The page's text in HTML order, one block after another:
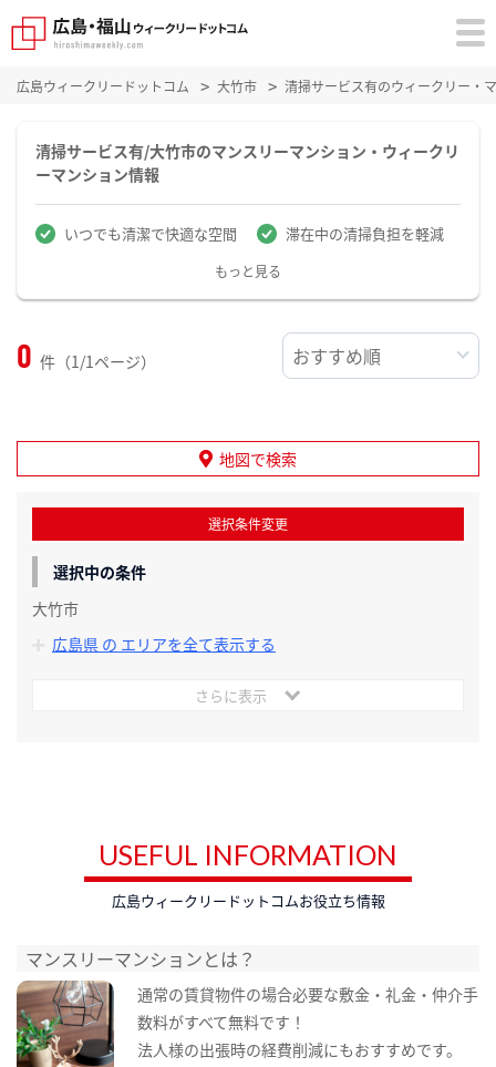
広島ウィークリードットコム 大竹市 清掃サービス有のウィークリー・
清掃サービス有/大竹市のマンスリーマンション・ウィークリ
ーマンション情報
いつでも清潔で快適な空間 滞在中の清掃負担を軽減
もっと見る
0 件（1/1ページ）
地図で検索
選択条件変更
選択中の条件
大竹市
広島県 の エリアを全て表示する
さらに表示
USEFUL INFORMATION
広島ウィークリードットコムお役立ち情報
マンスリーマンションとは？
通常の賃貸物件の場合必要な敷金・礼金・仲介手
数料がすべて無料です！
法人様の出張時の経費削減にもおすすめです。